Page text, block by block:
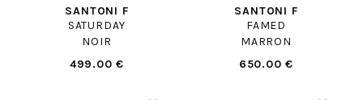
SANTONI F
SATURDAY
NOIR
499.00 €
SANTONI F
FAMED
MARRON
650.00 €